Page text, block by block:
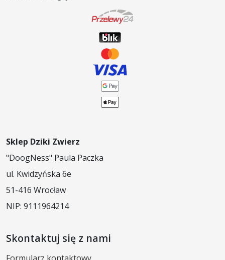
Sklep Dziki Zwierz
"DoogNess" Paula Paczka
ul. Kwidzyńska 6e
51-416 Wrocław
NIP: 9111964214
Skontaktuj się z nami